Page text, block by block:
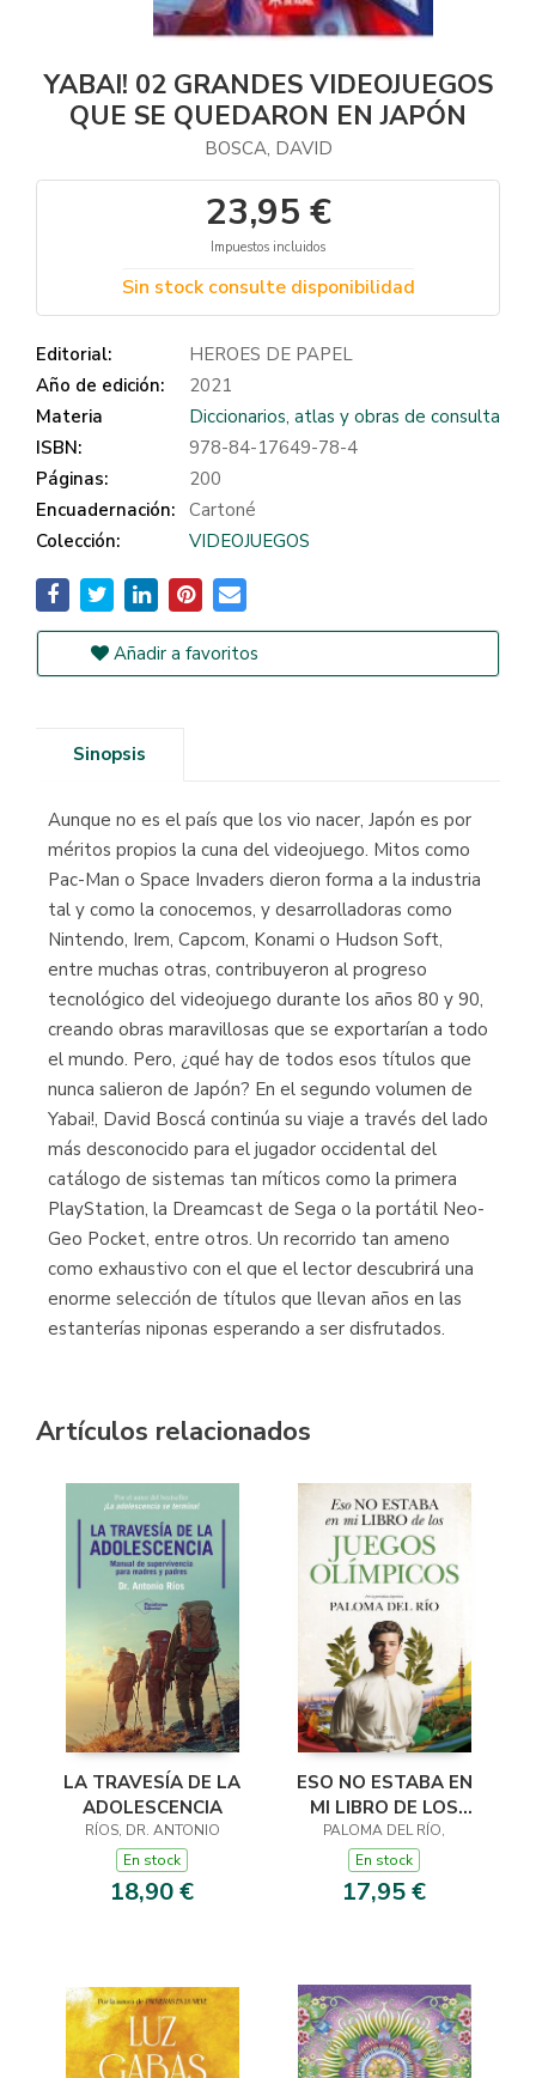
YABAI! 02 GRANDES VIDEOJUEGOS
QUE SE QUEDARON EN JAPÓN
BOSCA, DAVID
23,95 €
Impuestos incluidos
Sin stock consulte disponibilidad
Editorial:
HEROES DE PAPEL
Año de edición:
2021
Materia
Diccionarios, atlas y obras de consulta
ISBN:
978-84-17649-78-4
Páginas:
200
Encuadernación: Cartoné
Colección:
VIDEOJUEGOS
Añadir a favoritos
Sinopsis
Aunque no es el país que los vio nacer, Japón es por
méritos propios la cuna del videojuego. Mitos como
Pac-Man o Space Invaders dieron forma a la industria
tal y como la conocemos, y desarrolladoras como
Nintendo, Irem, Capcom, Konami o Hudson Soft,
entre muchas otras, contribuyeron al progreso
tecnológico del videojuego durante los años 80 y 90,
creando obras maravillosas que se exportarían a todo
el mundo. Pero, ¿qué hay de todos esos títulos que
nunca salieron de Japón? En el segundo volumen de
Yabai!, David Boscá continúa su viaje a través del lado
más desconocido para el jugador occidental del
catálogo de sistemas tan míticos como la primera
PlayStation, la Dreamcast de Sega o la portátil Neo-
Geo Pocket, entre otros. Un recorrido tan ameno
como exhaustivo con el que el lector descubrirá una
enorme selección de títulos que llevan años en las
estanterías niponas esperando a ser disfrutados.
Artículos relacionados
LA TRAVESÍA DE LA
ADOLESCENCIA
RÍOS, DR. ANTONIO
En stock
18,90 €
ESO NO ESTABA EN
MI LIBRO DE LOS
JUEGOS OLÍMPICOS
PALOMA DEL RÍO,
En stock
17,95 €